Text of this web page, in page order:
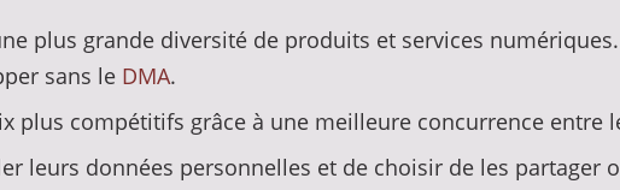
plus grande diversité de produits et services
sans le DMA.
plus compétitifs grâce à une meilleure concurrence entre
leurs données personnelles et de choisir de les partager